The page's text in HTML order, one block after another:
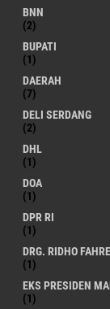
BNN
(2)
BUPATI
(1)
DAERAH
(7)
DELI SERDANG
(2)
DHL
(1)
DOA
(1)
DPR RI
(1)
DRG. RIDHO
(1)
EKS PRESIDEN
(1)